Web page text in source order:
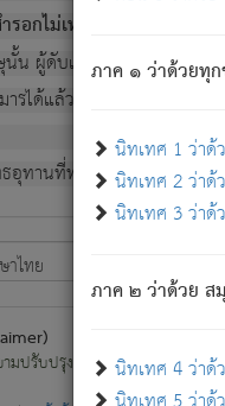
ภาค ๑ ว่าด้วยทุ
นิทเทศ 1 ว่าด้
นิทเทศ 2 ว่า
นิทเทศ 3 ว่าด้
ภาค ๒ ว่าด้วย ส
นิทเทศ 4 ว่า
รอกไม่เหลือ (แห่งภพทั้งหล
น ผู้ดับเย็นสนิทแล้ว เพราะ
รได้แล้ว ชนะสงครามแล้ว
ทานที่ทรงเปล่งออก ที่โคนต้
มปรับปรุงข้อมูลให้ถูกต้องมากที่